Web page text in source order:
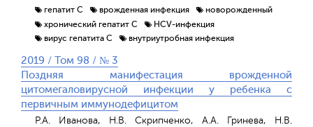
гепатит С
врожденная инфекция
новорожденный
хронический гепатит С
HCV-инфекция
вирус гепатита С
внутриутробная инфекция
2019 / Том 98 / № 3
Поздняя манифестация врожденной
цитомегаловирусной инфекции у ребенка с
первичным иммунодефицитом
Р.А. Иванова, Н.В. Скрипченко, А.А. Гринева, Н.В.